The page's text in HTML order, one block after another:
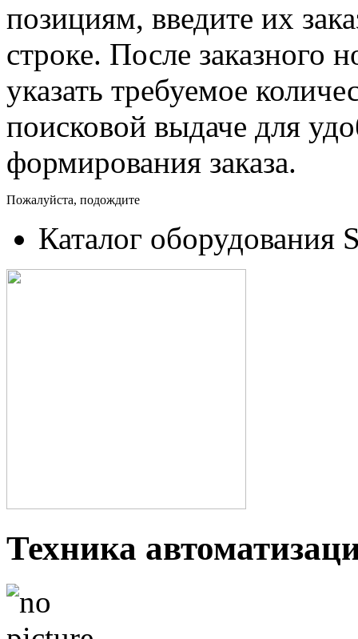
позициям, введите их
строке. После заказного
указать требуемое
поисковой выдаче для
формирования заказа.
Пожалуйста, подождите
Каталог оборудования
Техника